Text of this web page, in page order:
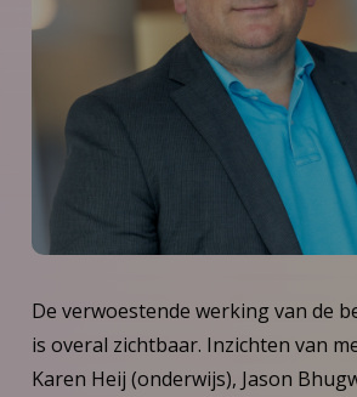
De verwoestende werking van de
is overal zichtbaar. Inzichten van
Karen Heij (onderwijs), Jason